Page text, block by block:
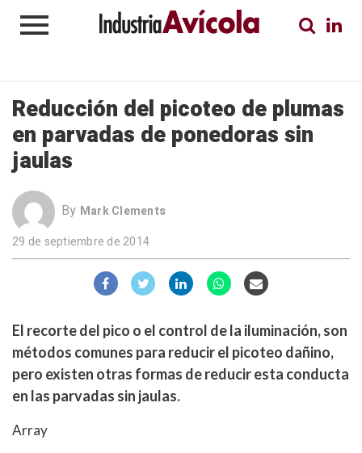
Reducción del picoteo de plumas
en parvadas de ponedoras sin
jaulas
By Mark Clements
29 de septiembre de 2014
El recorte del pico o el control de la iluminación, son
métodos comunes para reducir el picoteo dañino,
pero existen otras formas de reducir esta conducta
en las parvadas sin jaulas.
Array